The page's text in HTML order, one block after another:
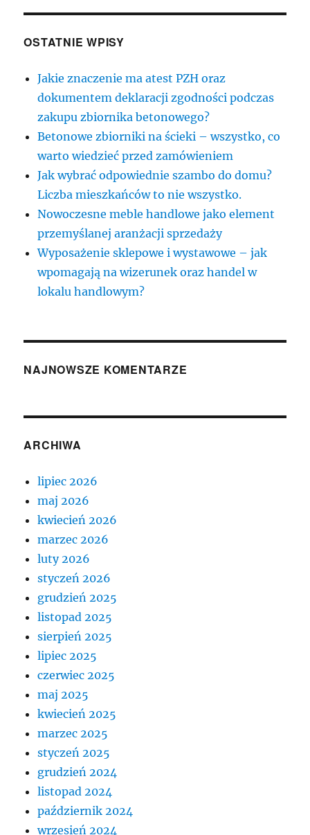
OSTATNIE WPISY
Jakie znaczenie ma atest PZH oraz
dokumentem deklaracji zgodności podczas
zakupu zbiornika betonowego?
Betonowe zbiorniki na ścieki – wszystko, co
warto wiedzieć przed zamówieniem
Jak wybrać odpowiednie szambo do domu?
Liczba mieszkańców to nie wszystko.
Nowoczesne meble handlowe jako element
przemyślanej aranżacji sprzedaży
Wyposażenie sklepowe i wystawowe – jak
wpomagają na wizerunek oraz handel w
lokalu handlowym?
NAJNOWSZE KOMENTARZE
ARCHIWA
lipiec 2026
maj 2026
kwiecień 2026
marzec 2026
luty 2026
styczeń 2026
grudzień 2025
listopad 2025
sierpień 2025
lipiec 2025
czerwiec 2025
maj 2025
kwiecień 2025
marzec 2025
styczeń 2025
grudzień 2024
listopad 2024
październik 2024
wrzesień 2024